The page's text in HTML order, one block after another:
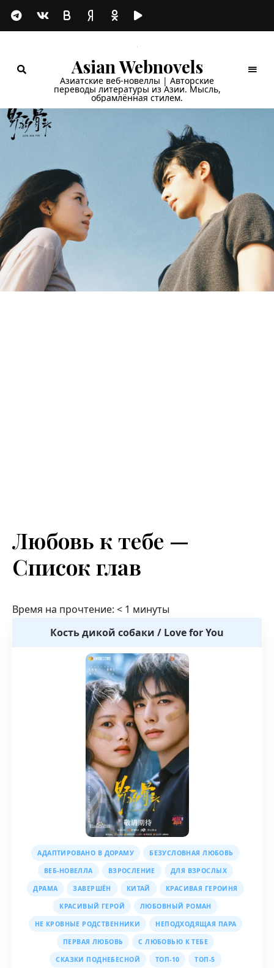
Asian Webnovels
Азиатские веб-новеллы | Авторские
переводы литературы из Азии. Мысль,
обрамлённая стилем.
Любовь к тебе —
Список глав
Время на прочтение: < 1 минуты
Кость дикой собаки / Love for You
АДАПТИРОВАНО В ДОРАМУ БЕЗУСЛОВНАЯ ЛЮБОВЬ
ВЕБ-НОВЕЛЛА ВЗРОСЛЕНИЕ ДЛЯ ВЗРОСЛЫХ
ДРАМА ЗАВЕРШЁН КИТАЙ КРАСИВАЯ ГЕРОИНЯ
КРАСИВЫЙ ГЕРОЙ ЛЮБОВНЫЙ РОМАН
НЕ КРОВНЫЕ РОДСТВЕННИКИ НЕПОДХОДЯЩАЯ ПАРА
ПЕРВАЯ ЛЮБОВЬ С ЛЮБОВЬЮ К ТЕБЕ
СКАЗКИ ПОДНЕБЕСНОЙ ТОП-10 ТОП-5